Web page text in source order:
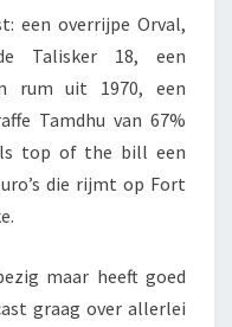
een overrijpe Orval,
Talisker 18, een
rum uit 1970, een
Tamdhu van 67%
top of the bill een
die rijmt op Fort
maar heeft goed
graag over allerlei